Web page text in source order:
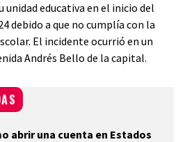
unidad educativa en el inicio del
debido a que no cumplía con la
El incidente ocurrió en un
Andrés Bello de la capital.
abrir una cuenta en Estados